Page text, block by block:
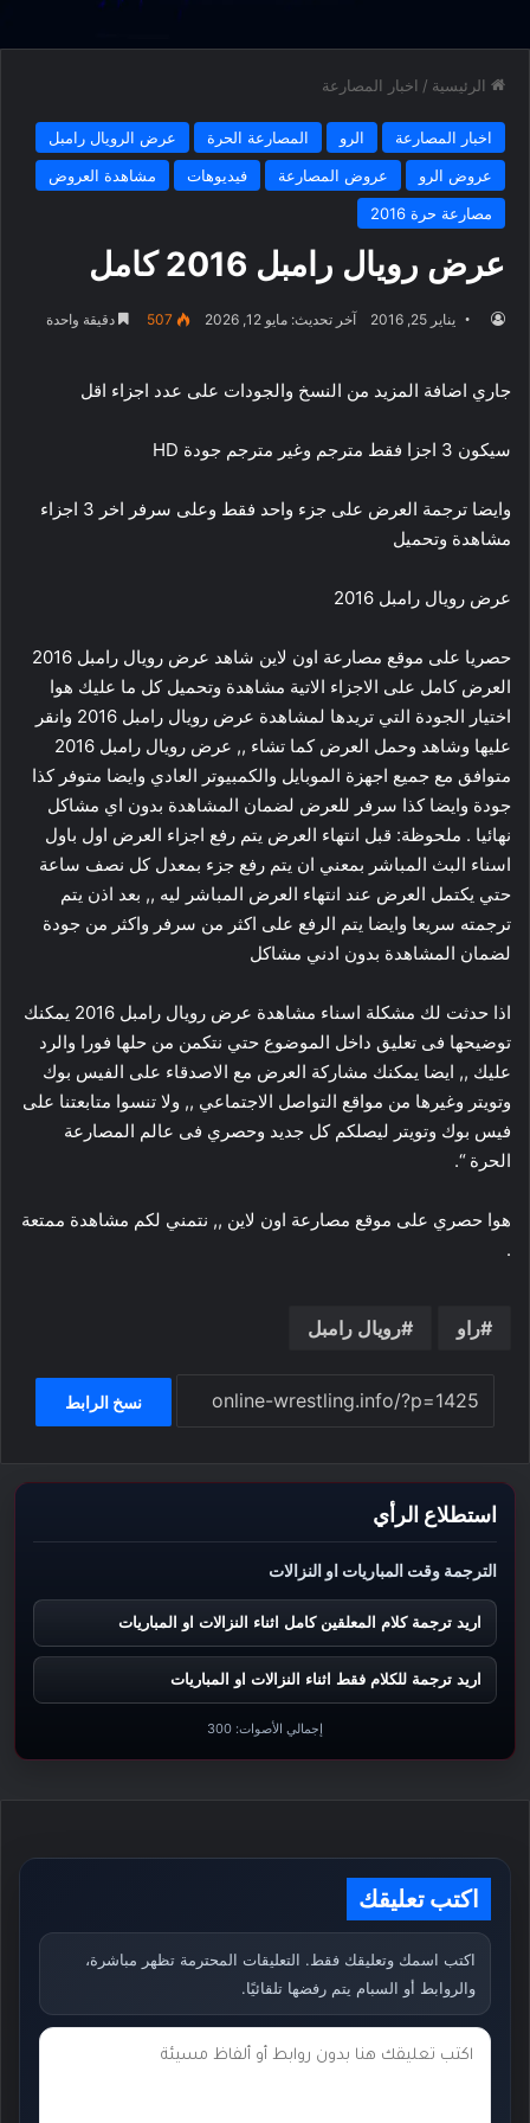
الرئيسية / اخبار المصارعة
اخبار المصارعة الرو المصارعة الحرة
عرض الرويال رامبل
عروض الرو
عروض المصارعة فيديوهات
مشاهدة العروض
مصارعة حرة 2016
عرض رويال رامبل 2016 كامل
يناير 25, 2016 آخر تحديث: مايو 12, 2026 507 دقيقة واحدة
جاري اضافة المزيد من النسخ والجودات على عدد اجزاء اقل
سيكون 3 اجزا فقط مترجم وغير مترجم جودة HD
وايضا ترجمة العرض على جزء واحد فقط وعلى سرفر اخر 3 اجزاء
مشاهدة وتحميل
عرض رويال رامبل 2016
حصريا على موقع مصارعة اون لاين شاهد عرض رويال رامبل 2016
العرض كامل على الاجزاء الاتية مشاهدة وتحميل كل ما عليك هوا
اختيار الجودة التي تريدها لمشاهدة عرض رويال رامبل 2016 وانقر
عليها وشاهد وحمل العرض كما تشاء ,, عرض رويال رامبل 2016
متوافق مع جميع اجهزة الموبايل والكمبيوتر العادي وايضا متوفر كذا
جودة وايضا كذا سرفر للعرض لضمان المشاهدة بدون اي مشاكل
نهائيا . ملحوظة: قبل انتهاء العرض يتم رفع اجزاء العرض اول باول
اسناء البث المباشر بمعني ان يتم رفع جزء بمعدل كل نصف ساعة
حتي يكتمل العرض عند انتهاء العرض المباشر ليه ,, بعد اذن يتم
ترجمته سريعا وايضا يتم الرفع على اكثر من سرفر واكثر من جودة
لضمان المشاهدة بدون ادني مشاكل
اذا حدثت لك مشكلة اسناء مشاهدة عرض رويال رامبل 2016 يمكنك
توضيحها فى تعليق داخل الموضوع حتي نتكمن من حلها فورا والرد
عليك ,, ايضا يمكنك مشاركة العرض مع الاصدقاء على الفيس بوك
وتويتر وغيرها من مواقع التواصل الاجتماعي ,, ولا تنسوا متابعتنا على
فيس بوك وتويتر ليصلكم كل جديد وحصري فى عالم المصارعة
الحرة “.
هوا حصري على موقع مصارعة اون لاين ,, نتمني لكم مشاهدة ممتعة
.
راو رويال رامبل
نسخ الرابط
استطلاع الرأي
الترجمة وقت المباريات او النزالات
اريد ترجمة كلام المعلقين كامل اثناء النزالات او المباريات
اريد ترجمة للكلام فقط اثناء النزالات او المباريات
إجمالي الأصوات: 300
اكتب تعليقك
اكتب اسمك وتعليقك فقط. التعليقات المحترمة تظهر مباشرة،
والروابط أو السبام يتم رفضها تلقائيًا.
ت